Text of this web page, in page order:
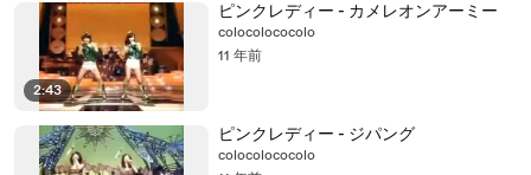
2:43
ピンクレディー - カメレオンアーミー
colocolococolo
11 年前
ピンクレディー - ジパング
colocolococolo